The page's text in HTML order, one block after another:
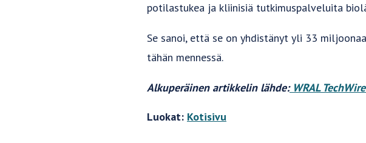
potilastukea ja kliinisiä tutkimuspalveluita
Se sanoi, että se on yhdistänyt yli 33
tähän mennessä.
Alkuperäinen artikkelin lähde:WRAL TechWire
Luokat: Kotisivu